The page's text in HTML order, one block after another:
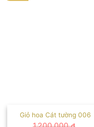
Giỏ hoa Cát tường 006